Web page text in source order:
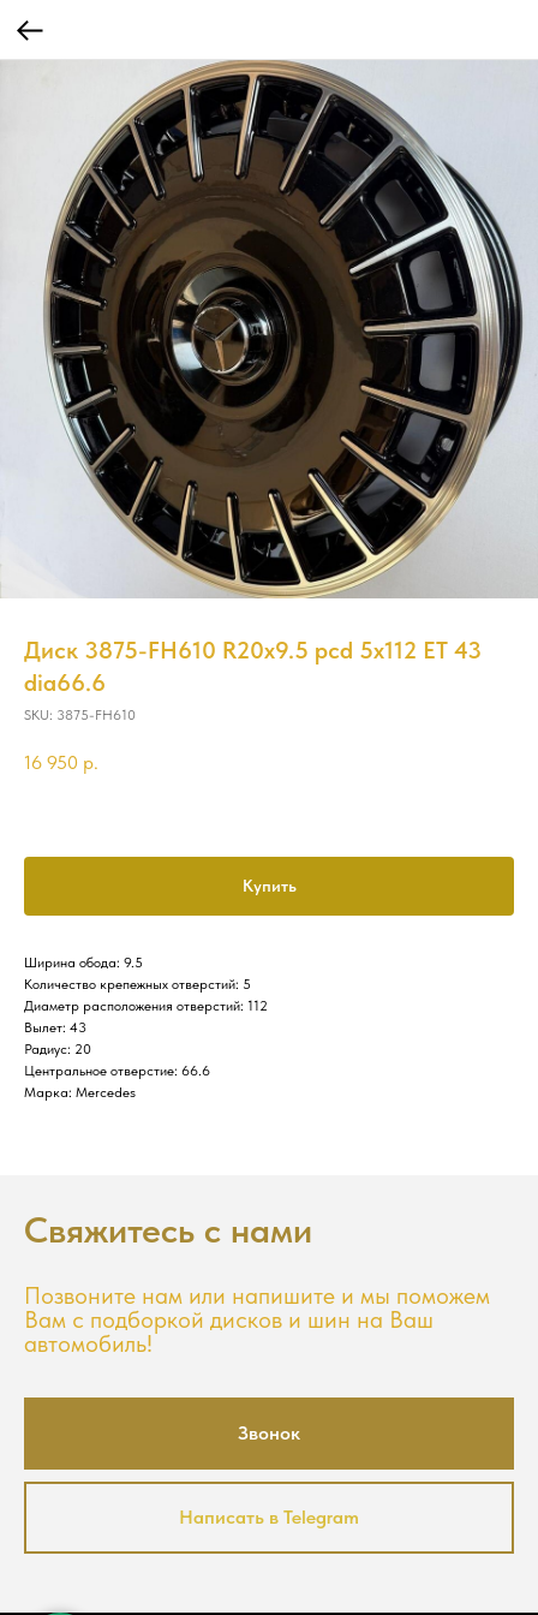
Диск 3875-FH610 R20x9.5 pcd 5x112 ET 43
dia66.6
SKU: 3875-FH610
16 950 р.
Купить
Ширина обода: 9.5
Количество крепежных отверстий: 5
Диаметр расположения отверстий: 112
Вылет: 43
Радиус: 20
Центральное отверстие: 66.6
Марка: Mercedes
Свяжитесь с нами
Позвоните нам или напишите и мы поможем
Вам с подборкой дисков и шин на Ваш
автомобиль!
Звонок
Написать в Telegram